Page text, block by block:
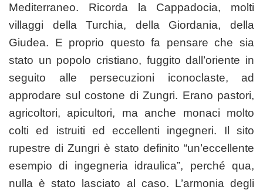
Mediterraneo. Ricorda la Cappadocia, molti
villaggi della Turchia, della Giordania, della
Giudea. E proprio questo fa pensare che sia
stato un popolo cristiano, fuggito dall’oriente in
seguito alle persecuzioni iconoclaste, ad
approdare sul costone di Zungri. Erano pastori,
agricoltori, apicultori, ma anche monaci molto
colti ed istruiti ed eccellenti ingegneri. Il sito
rupestre di Zungri è stato definito “un’eccellente
esempio di ingegneria idraulica”, perché qua,
nulla è stato lasciato al caso. L’armonia degli